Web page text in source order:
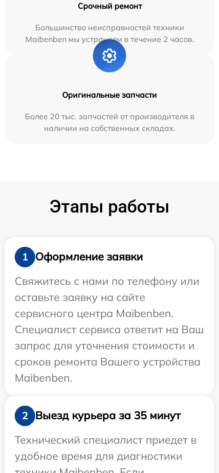
Срочный ремонт
Большинство неисправностей техники
Maibenben мы устраняем в течение 2 часов.
Оригинальные запчасти
Более 20 тыс. запчастей от производителя в
наличии на собственных складах.
Этапы работы
1
Оформление заявки
Свяжитесь с нами по телефону или
оставьте заявку на сайте
сервисного центра Maibenben.
Специалист сервиса ответит на Ваш
запрос для уточнения стоимости и
сроков ремонта Вашего устройства
Maibenben.
2
Выезд курьера за 35 минут
Технический специалист приедет в
удобное время для диагностики